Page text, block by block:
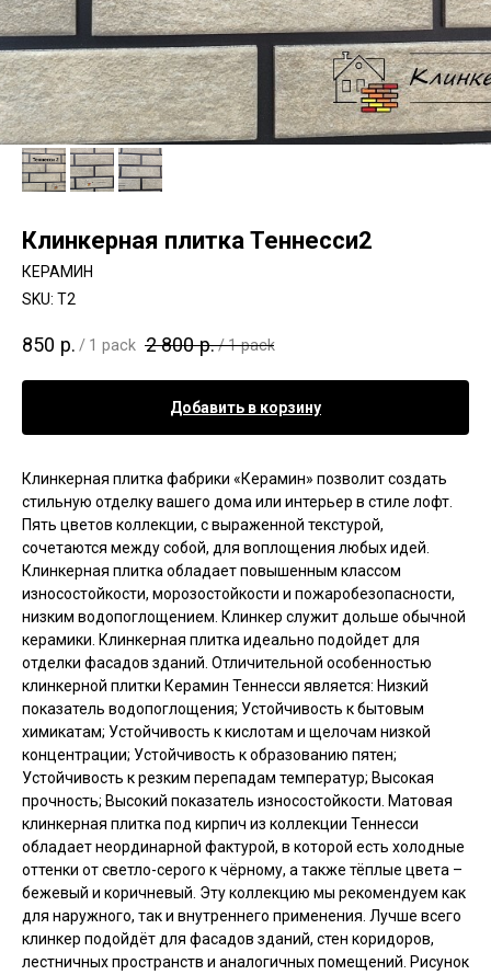
Клинкерная плитка Теннесси2
КЕРАМИН
SKU: Т2
850 р. / 1 pack 2 800 р./1 pack
Добавить в корзину
Клинкерная плитка фабрики «Керамин» позволит создать
стильную отделку вашего дома или интерьер в стиле лофт.
Пять цветов коллекции, с выраженной текстурой,
сочетаются между собой, для воплощения любых идей.
Клинкерная плитка обладает повышенным классом
износостойкости, морозостойкости и пожаробезопасности,
низким водопоглощением. Клинкер служит дольше обычной
керамики. Клинкерная плитка идеально подойдет для
отделки фасадов зданий. Отличительной особенностью
клинкерной плитки Керамин Теннесси является: Низкий
показатель водопоглощения; Устойчивость к бытовым
химикатам; Устойчивость к кислотам и щелочам низкой
концентрации; Устойчивость к образованию пятен;
Устойчивость к резким перепадам температур; Высокая
прочность; Высокий показатель износостойкости. Матовая
клинкерная плитка под кирпич из коллекции Теннесси
обладает неординарной фактурой, в которой есть холодные
оттенки от светло-серого к чёрному, а также тёплые цвета –
бежевый и коричневый. Эту коллекцию мы рекомендуем как
для наружного, так и внутреннего применения. Лучше всего
клинкер подойдёт для фасадов зданий, стен коридоров,
лестничных пространств и аналогичных помещений. Рисунок